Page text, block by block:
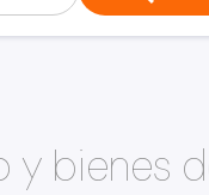
y bienes